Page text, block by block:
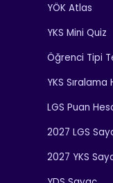
YÖK Atlas
YKS Mini Quiz
Öğrenci Tipi
YKS
LGS Puan
2027 LGS
2027 YKS